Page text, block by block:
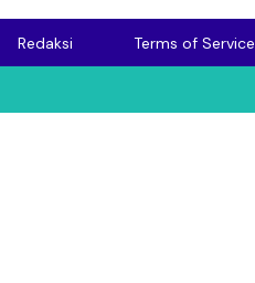
Redaksi Terms of Service